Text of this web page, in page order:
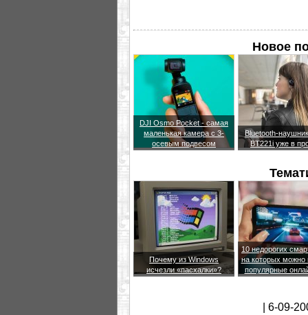
Новое
DJI Osmo Pocket - самая
маленькая камера с 3-
осевым подвесом
Bluetooth-
BT221i уже в
Почему из Windows
исчезли «пасхалки»?
10 недорогих
на которых можно
популярные
| 6-09-